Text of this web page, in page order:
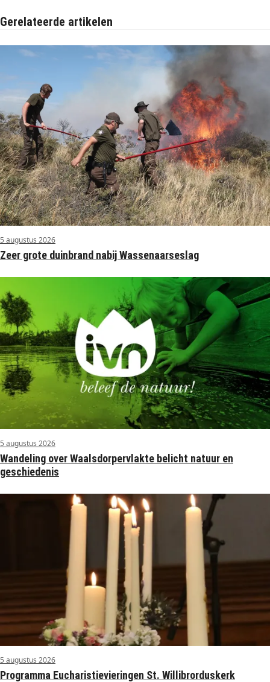
Gerelateerde artikelen
5 augustus 2026
Zeer grote duinbrand nabij Wassenaarseslag
5 augustus 2026
Wandeling over Waalsdorpervlakte belicht natuur en
geschiedenis
5 augustus 2026
Programma Eucharistievieringen St. Willibrorduskerk